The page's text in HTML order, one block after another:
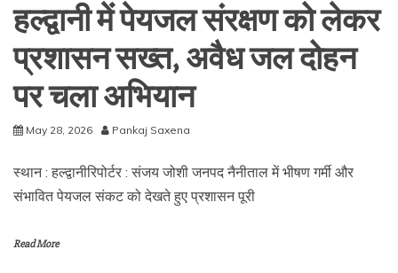
हल्द्वानी में पेयजल संरक्षण को लेकर
प्रशासन सख्त, अवैध जल दोहन
पर चला अभियान
May 28, 2026 Pankaj Saxena
स्थान : हल्द्वानीरिपोर्टर : संजय जोशी जनपद नैनीताल में भीषण गर्मी और
संभावित पेयजल संकट को देखते हुए प्रशासन पूरी
Read More